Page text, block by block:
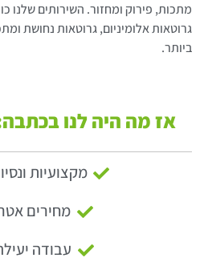
מתכות, פירוק ומחזור. השירותים שלנו
גרוטאות אלומיניום, גרוטאות נחושת
ביותר.
אז מה היה לנו
מקצועיות
מחירים
עבודה